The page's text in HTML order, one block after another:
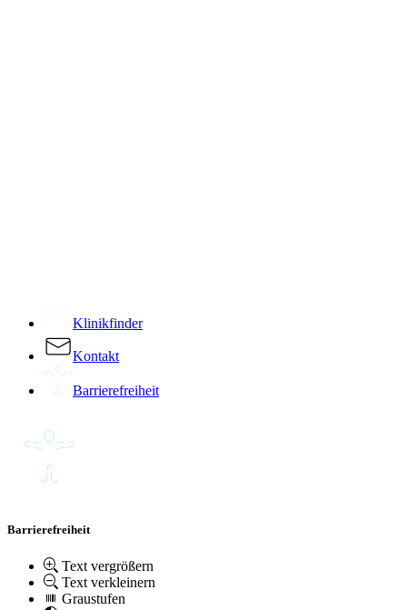
Klinikfinder
Kontakt
Barrierefreiheit
Barrierefreiheit
Text vergrößern
Text verkleinern
Graustufen